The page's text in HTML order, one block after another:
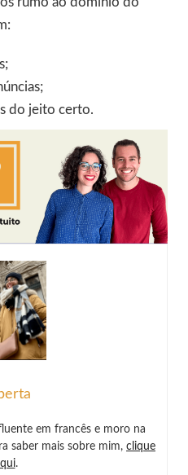
do jeito certo.
em francês e moro na
saber mais sobre mim, clique
.